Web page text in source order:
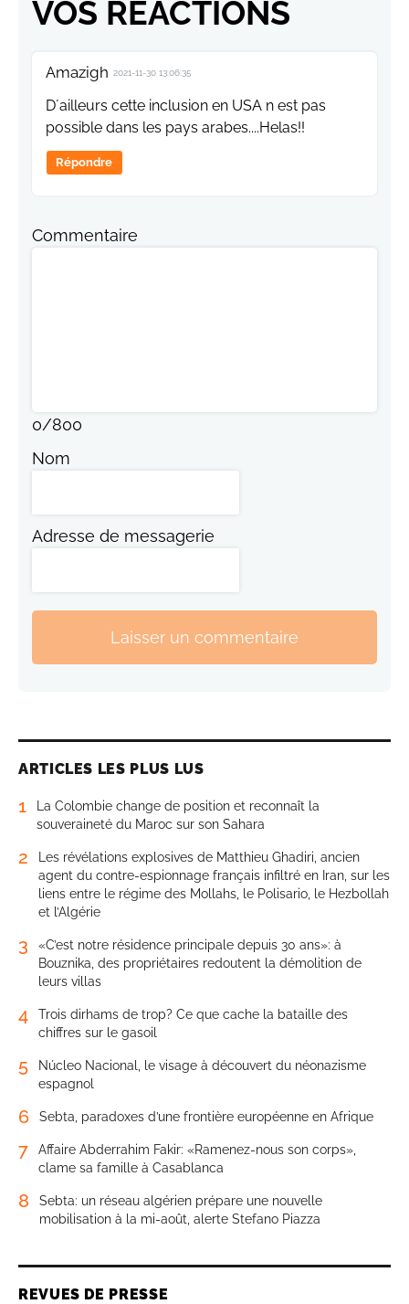
VOS RÉACTIONS
Amazigh 2021-11-30 13:06:35
D´ailleurs cette inclusion en USA n est pas
possible dans les pays arabes....Helas!!
Répondre
Commentaire
0/800
Nom
Adresse de messagerie
Laisser un commentaire
ARTICLES LES PLUS LUS
1
La Colombie change de position et reconnaît la
souveraineté du Maroc sur son Sahara
2
Les révélations explosives de Matthieu Ghadiri, ancien
agent du contre-espionnage français infiltré en Iran, sur les
liens entre le régime des Mollahs, le Polisario, le Hezbollah
et l’Algérie
3
«C’est notre résidence principale depuis 30 ans»: à
Bouznika, des propriétaires redoutent la démolition de
leurs villas
4
Trois dirhams de trop? Ce que cache la bataille des
chiffres sur le gasoil
5
Núcleo Nacional, le visage à découvert du néonazisme
espagnol
6 Sebta, paradoxes d’une frontière européenne en Afrique
7
Affaire Abderrahim Fakir: «Ramenez-nous son corps»,
clame sa famille à Casablanca
8
Sebta: un réseau algérien prépare une nouvelle
mobilisation à la mi-août, alerte Stefano Piazza
REVUES DE PRESSE